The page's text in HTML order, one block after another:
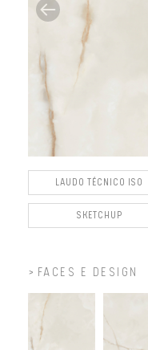
LAUDO TÉCNICO ISO
SKETCHUP
FACES E DESIGN